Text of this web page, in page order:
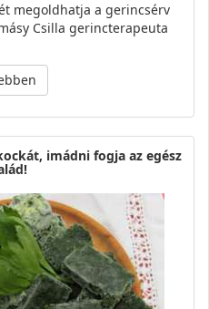
megoldhatja a gerincsérv
Csilla gerincterapeuta
imádni fogja az egész